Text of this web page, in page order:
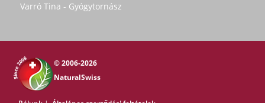
Varró Tina - Gyógytornász
© 2006-2026
NaturalSwiss